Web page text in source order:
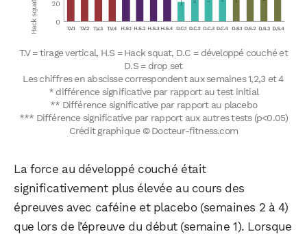
T.V = tirage vertical, H.S = Hack squat, D.C = développé couché et
D.S = drop set
Les chiffres en abscisse correspondent aux semaines 1,2,3 et 4
* différence significative par rapport au test initial
** Différence significative par rapport au placebo
*** Différence significative par rapport aux autres tests (p<0.05)
Crédit graphique © Docteur-fitness.com
La force au développé couché était
significativement plus élevée au cours des
épreuves avec caféine et placebo (semaines 2 à 4)
que lors de l’épreuve du début (semaine 1). Lorsque